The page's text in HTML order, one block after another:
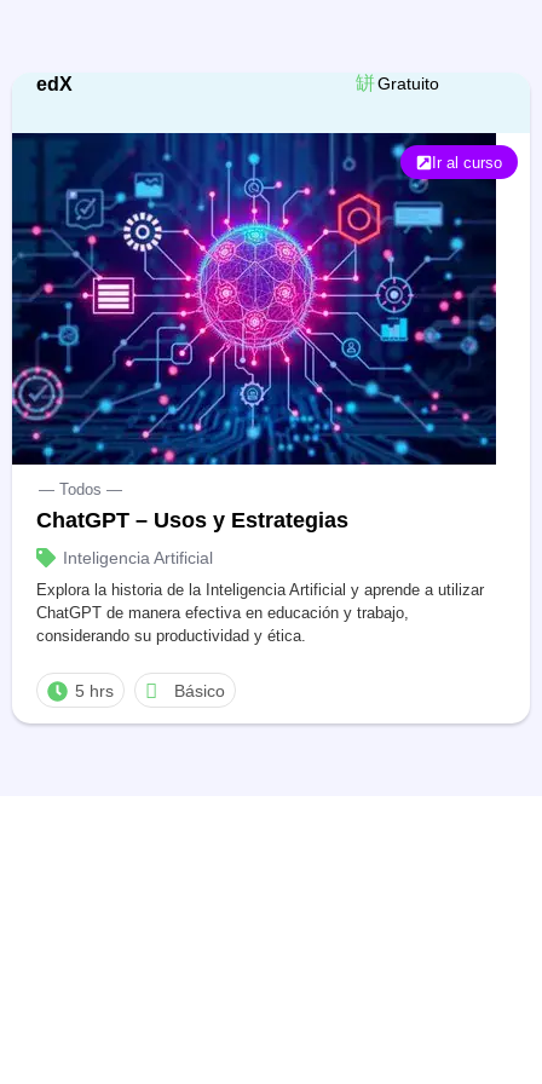
edX Gratuito
Ir al curso
— Todos —
ChatGPT – Usos y Estrategias
Inteligencia Artificial
Explora la historia de la Inteligencia Artificial y aprende a utilizar
ChatGPT de manera efectiva en educación y trabajo,
considerando su productividad y ética.
5 hrs Básico